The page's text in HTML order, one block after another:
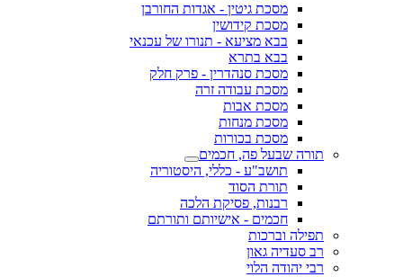
מסכת גיטין - אגדות החורבן
מסכת קידושין
בבא מציעא - תנורו של עכנאי
בבא בתרא
מסכת סנהדרין - פרק חלק
מסכת עבודה זרה
מסכת אבות
מסכת מנחות
מסכת בכורות
תורה שבעל פה, חכמים
תושב"ע - כללי, היסטוריה
תורת הסוד
רבנות, פסיקת הלכה
חכמים - אישיותם ותורתם
תפילה וברכות
רב סעדיה גאון
רבי יהודה הלוי